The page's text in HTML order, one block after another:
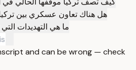
هل هناك تعاون عسكري بين
ما هي التهديدات
and can be wrong — check